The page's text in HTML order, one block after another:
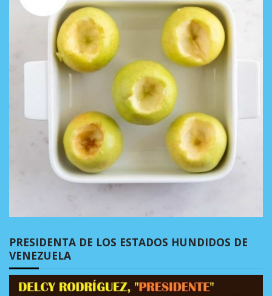
PRESIDENTA DE LOS ESTADOS HUNDIDOS DE
VENEZUELA